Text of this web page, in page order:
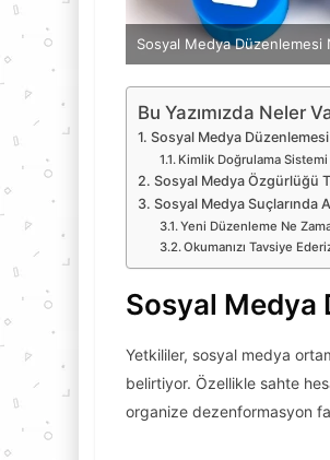
Sosyal Medya Düzenlemesi
Bu Yazımızda Neler
Sosyal Medya
Kimlik Doğrulama Sistemi
Sosyal Medya Özgürlüğü
Sosyal Medya Suçlarında
Yeni Düzenleme Ne
Okumanızı Tavsiye
Sosyal Medya
Yetkililer, sosyal medya
belirtiyor. Özellikle sahte
organize dezenformasyon